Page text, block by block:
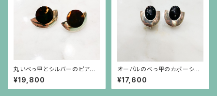
丸いべっ甲とシルバーのピアス・
イヤリング
¥19,800
オーバルのべっ甲のカボーショ
ンにシルバープレートのイヤリン
グ
¥17,600